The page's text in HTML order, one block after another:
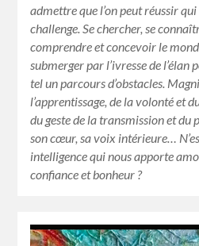
admettre que l’on peut réussir
challenge. Se chercher, se
comprendre et concevoir le
submerger par l’ivresse de l’élan
tel un parcours d’obstacles.
l’apprentissage, de la volonté et
du geste de la transmission et
son cœur, sa voix intérieure…
intelligence qui nous apporte
confiance et bonheur ?